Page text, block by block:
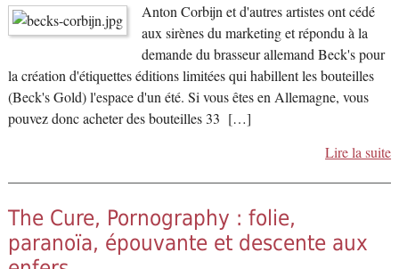
Anton Corbijn et d'autres artistes ont cédé
aux sirènes du marketing et répondu à la
demande du brasseur allemand Beck's pour
la création d'étiquettes éditions limitées qui habillent les bouteilles
(Beck's Gold) l'espace d'un été. Si vous êtes en Allemagne, vous
pouvez donc acheter des bouteilles 33 […]
Lire la suite
The Cure, Pornography : folie,
paranoïa, épouvante et descente aux